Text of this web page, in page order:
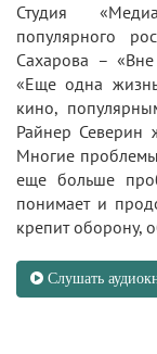
Студия
популярного
Сахарова –
«Еще одна
кино,
Райнер Северин
Многие
еще больше
понимает и
крепит оборону,
Слушать